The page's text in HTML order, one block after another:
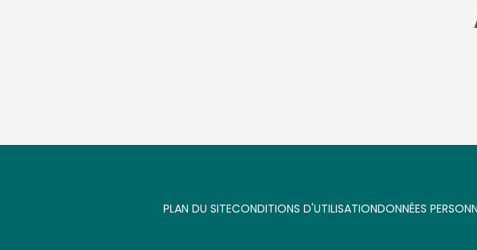
PLAN DU SITECONDITIONS D'UTILISATIONDONNÉES